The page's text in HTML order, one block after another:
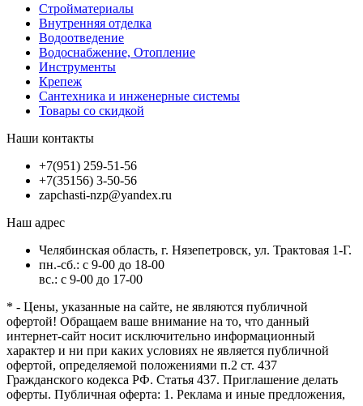
Стройматериалы
Внутренняя отделка
Водоотведение
Водоснабжение, Отопление
Инструменты
Крепеж
Сантехника и инженерные системы
Товары со скидкой
Наши контакты
+7(951) 259-51-56
+7(35156) 3-50-56
zapchasti-nzp@yandex.ru
Наш адрес
Челябинская область, г. Нязепетровск, ул. Трактовая 1-Г.
пн.-сб.: с 9-00 до 18-00
вс.: с 9-00 до 17-00
* - Цены, указанные на сайте, не являются публичной
офертой! Обращаем ваше внимание на то, что данный
интернет-сайт носит исключительно информационный
характер и ни при каких условиях не является публичной
офертой, определяемой положениями п.2 ст. 437
Гражданского кодекса РФ. Статья 437. Приглашение делать
оферты. Публичная оферта: 1. Реклама и иные предложения,